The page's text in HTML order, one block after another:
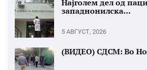
Најголем дел од
западнонилска...
5 АВГУСТ, 2026
(ВИДЕО) СДСМ: Во